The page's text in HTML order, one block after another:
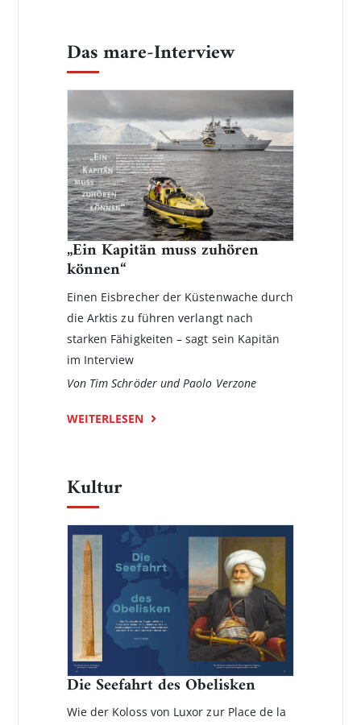
Das mare-Interview
„Ein Kapitän muss zuhören
können“
Einen Eisbrecher der Küstenwache durch
die Arktis zu führen verlangt nach
starken Fähigkeiten – sagt sein Kapitän
im Interview
Von Tim Schröder und Paolo Verzone
WEITERLESEN
Kultur
Die Seefahrt des Obelisken
Wie der Koloss von Luxor zur Place de la